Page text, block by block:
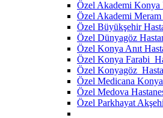
Özel Akademi Konya
Özel Akademi Meram
Özel Büyükşehir
Özel Dünyagöz
Özel Konya Anıt
Özel Konya Farabi
Özel Konyagöz
Özel Medicana
Özel Medova
Özel Parkhayat